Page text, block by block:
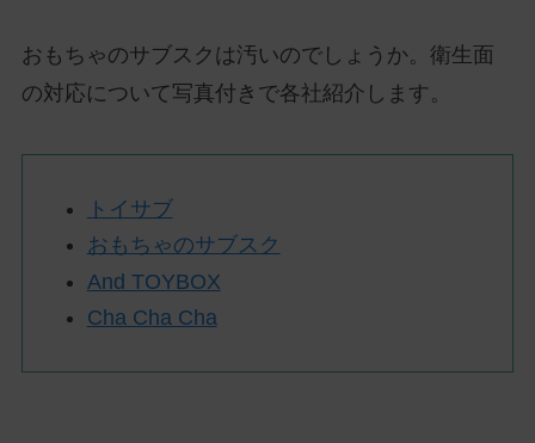
おもちゃのサブスクは汚いのでしょうか。衛生面
の対応について写真付きで各社紹介します。
トイサブ
おもちゃのサブスク
And TOYBOX
Cha Cha Cha